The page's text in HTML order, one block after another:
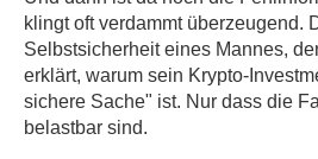
klingt oft verdammt überzeugend.
Selbstsicherheit eines Mannes,
erklärt, warum sein Krypto-
sichere Sache" ist. Nur dass die
belastbar sind.